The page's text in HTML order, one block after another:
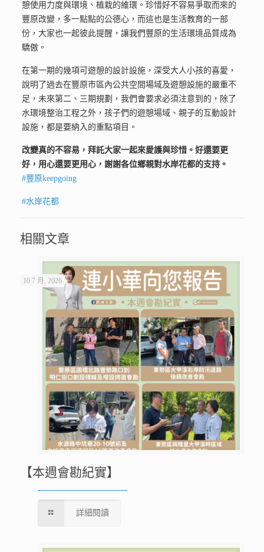
憩使用力度與環境、植栽的維環。珍惜好不容易爭取而來的
豐原改變，多一點點的公德心，而這也是生活教育的一部
份，大家也一起彼此提醒，讓我們豐原的生活環境品質成為
驕傲。
在第一期的幾項可遊憩的設計設施，深受大人小孩的喜愛，
說明了過去在豐原市區內公共空間場域及遊憩設施的嚴重不
足，未來第二、三期規劃，我們會要求必須注意到的，除了
水環境整治工程之外，孩子們的遊憩場域、親子的互動設計
設施，都是要納入的重點項目。
改變真的不容易，拜託大家一起來愛護與珍惜。好還要更
好，用心還要更用心，謝謝各位鄉親對水岸花都的支持。
#豐原keepgoing
#水岸花都
相關文章
10 7 月, 2026
【本週會勘紀實】
詳細閱讀